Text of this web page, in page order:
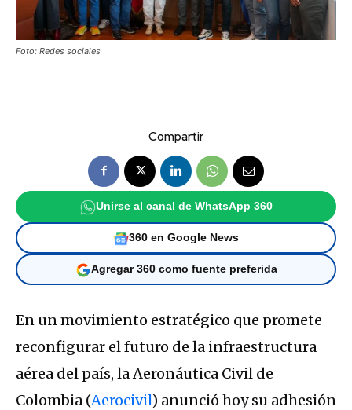
Foto: Redes sociales
Compartir
Unirse al canal de WhatsApp 360
360 en Google News
Agregar 360 como fuente preferida
En un movimiento estratégico que promete
reconfigurar el futuro de la infraestructura
aérea del país, la Aeronáutica Civil de
Colombia (Aerocivil) anunció hoy su adhesión